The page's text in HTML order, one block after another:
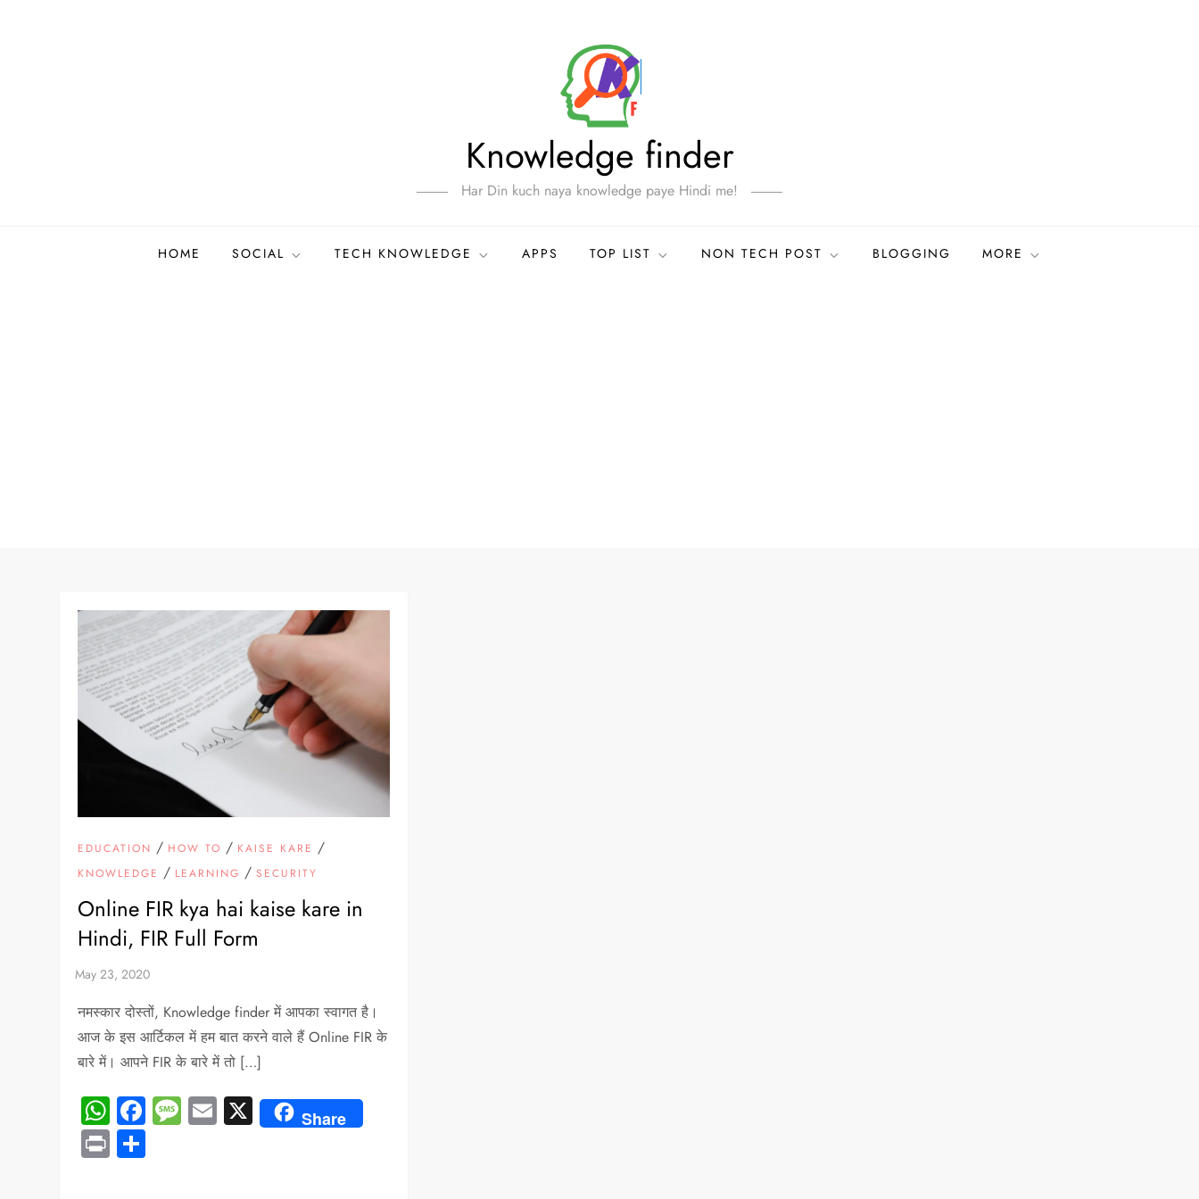
Knowledge finder
Har Din kuch naya knowledge paye Hindi me!
HOME SOCIAL TECH KNOWLEDGE APPS TOP LIST NON TECH POST BLOGGING MORE
EDUCATION / HOW TO / KAISE KARE /
KNOWLEDGE / LEARNING /SECURITY
Online FIR kya hai kaise kare in
Hindi, FIR Full Form
नमस्कार दोस्तों, Knowledge finder में आपका स्वागत है।
आज के इस आर्टिकल में हम बात करने वाले हैं Online FIR के
बारे में। आपने FIR के बारे में तो […]
WhatsApp
Facebook
Message
Email
X Share
Print